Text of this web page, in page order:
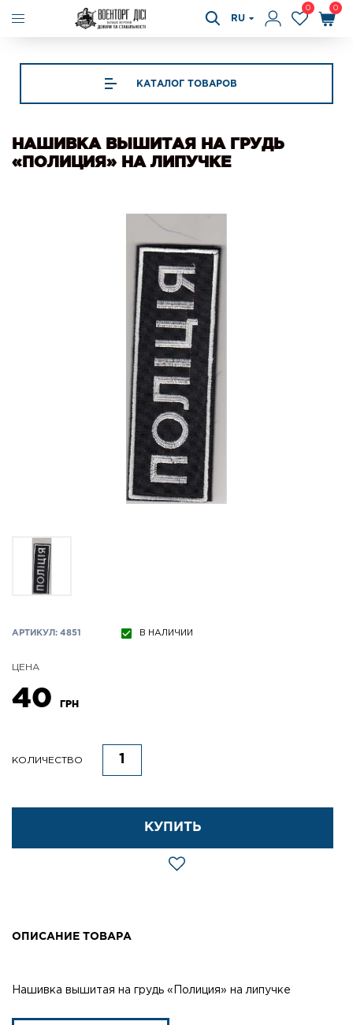
RU
0 0
КАТАЛОГ ТОВАРОВ
НАШИВКА ВЫШИТАЯ НА ГРУДЬ
«ПОЛИЦИЯ» НА ЛИПУЧКЕ
АРТИКУЛ: 4851 В НАЛИЧИИ
ЦЕНА
40 ГРН
КОЛИЧЕСТВО
КУПИТЬ
ОПИСАНИЕ ТОВАРА
Нашивка вышитая на грудь «Полиция» на липучке